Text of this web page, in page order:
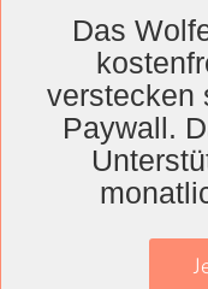
Wolfenbüttel
Herzog August
80 Jahre
Das
verstecken
Paywall.